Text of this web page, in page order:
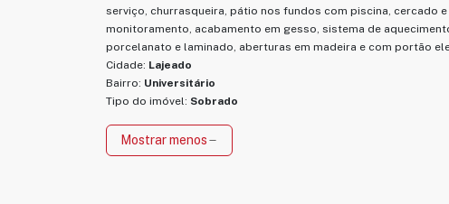
serviço, churrasqueira, pátio nos fundos com piscina, cercado
monitoramento, acabamento em gesso, sistema de
porcelanato e laminado, aberturas em madeira e com portão
Cidade: Lajeado
Bairro: Universitário
Tipo do imóvel: Sobrado
Mostrar menos remove